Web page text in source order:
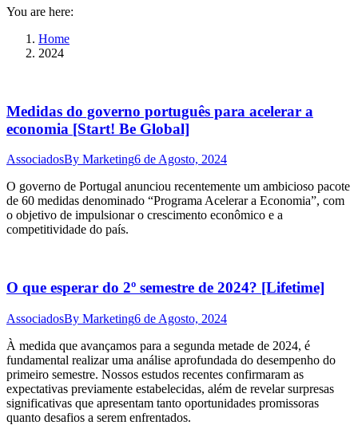
You are here:
Home
2024
Medidas do governo português para acelerar a
economia [Start! Be Global]
AssociadosBy Marketing6 de Agosto, 2024
O governo de Portugal anunciou recentemente um ambicioso pacote
de 60 medidas denominado “Programa Acelerar a Economia”, com
o objetivo de impulsionar o crescimento econômico e a
competitividade do país.
O que esperar do 2º semestre de 2024? [Lifetime]
AssociadosBy Marketing6 de Agosto, 2024
À medida que avançamos para a segunda metade de 2024, é
fundamental realizar uma análise aprofundada do desempenho do
primeiro semestre. Nossos estudos recentes confirmaram as
expectativas previamente estabelecidas, além de revelar surpresas
significativas que apresentam tanto oportunidades promissoras
quanto desafios a serem enfrentados.